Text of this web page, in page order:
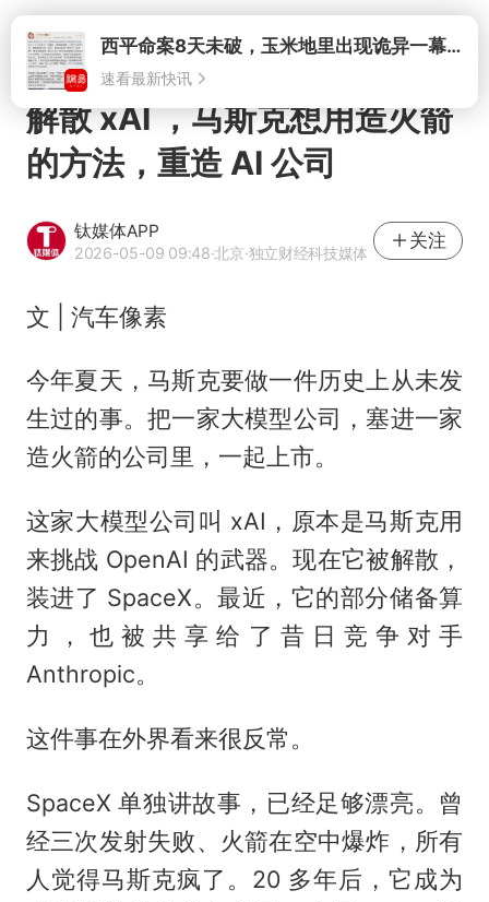
打开西平命案8天未破，玉米地里出现诡异一幕，我突然想起了欧金中
速看最新快讯
解散 xAI ，马斯克想用造火箭
的方法，重造 AI 公司
钛媒体APP
2026-05-09 09:48·北京·独立财经科技媒体
关注
文 | 汽车像素
今年夏天，马斯克要做一件历史上从未发
生过的事。把一家大模型公司，塞进一家
造火箭的公司里，一起上市。
这家大模型公司叫 xAI，原本是马斯克用
来挑战 OpenAI 的武器。现在它被解散，
装进了 SpaceX。最近，它的部分储备算
力，也被共享给了昔日竞争对手
Anthropic。
这件事在外界看来很反常。
SpaceX 单独讲故事，已经足够漂亮。曾
经三次发射失败、火箭在空中爆炸，所有
人觉得马斯克疯了。20 多年后，它成为